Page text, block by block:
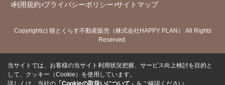
利用規約 プライバシーポリシー サイトマップ
Copyright(c) 猫とくらす不動産販売（株式会社HAPPY PLAN） All Rights
Reserved.
当サイトでは、お客様の当サイト利用状況把握、サービス向上検討を目的と
して、クッキー（Cookie）を使用しています。
詳しくは、当社の 「Cookieの取扱いについて」 をご確認ください。